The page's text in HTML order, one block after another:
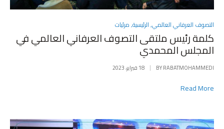
POSTED
IN
التصوف العرفاني العالمي,الرئيسية,مرئيات
كلمة رئيس ملتقى التصوف العرفاني العالمي في
المجلس المحمدي
BYRABATMOHAMMEDI 18 فبراير، 2023
Read More